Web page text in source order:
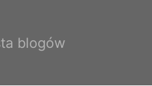
blogów